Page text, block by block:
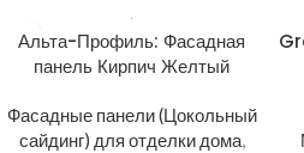
Альта-Профиль: Фасадная
панель Кирпич Желтый
Фасадные панели (Цокольный
сайдинг) для отделки дома,